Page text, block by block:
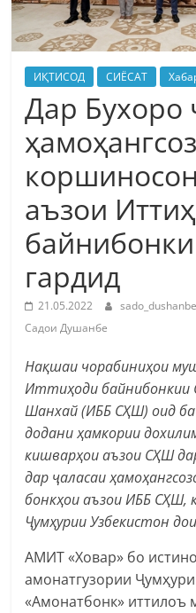
ИҚТИСОД СИЁСАТ
Дар Бухоро
аъзои
гардид
21.05.2022 sado_dushanbe
Садои Душанбе
Нақшаи чорабиниҳои
Иттиҳоди байнибонкии
Шанхай (ИББ СҲШ) оид
додани ҳамкории
кишварҳои аъзои СҲШ
дар ҷаласаи
бонкҳои аъзои ИББ СҲШ,
Ҷумҳурии Узбекистон
АМИТ «Ховар» бо
амонатгузории
«Амонатбонк» иттилоъ